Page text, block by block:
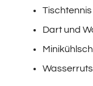
Tischtennis
Dart und